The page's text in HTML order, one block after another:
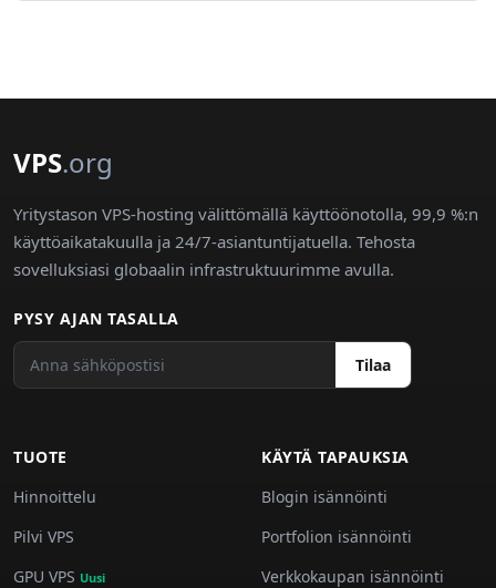
VPS.org
Yritystason VPS-hosting välittömällä käyttöönotolla, 99,9 %:n
käyttöaikatakuulla ja 24/7-asiantuntijatuella. Tehosta
sovelluksiasi globaalin infrastruktuurimme avulla.
PYSY AJAN TASALLA
Tilaa
TUOTE
Hinnoittelu
Pilvi VPS
GPU VPS Uusi
KÄYTÄ TAPAUKSIA
Blogin isännöinti
Portfolion isännöinti
Verkkokaupan isännöinti